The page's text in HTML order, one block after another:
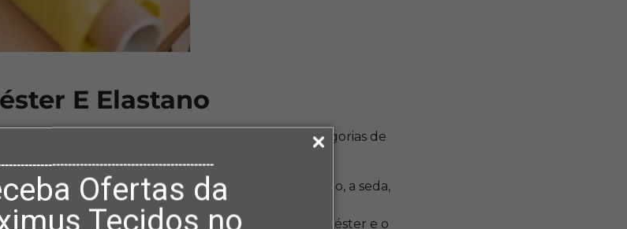
Ofertas da
Tecidos no
E Elastano
que ensina sobre duas categorias de
dos fios que os compõe. Essas classes são:
diretamente da natureza, como por exemplo, a seda,
produzidos pelo homem, artificialmente, como o poliéster e o